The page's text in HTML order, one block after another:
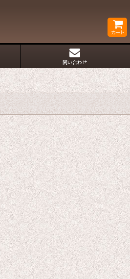
カート
問い合わせ